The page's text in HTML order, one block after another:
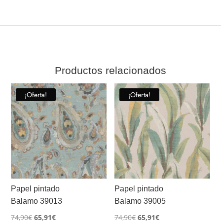
Productos relacionados
¡Oferta!
Papel pintado
Balamo 39013
74,90€El
65,91€El
¡Oferta!
Papel pintado
Balamo 39005
74,90€ El
65,91€El